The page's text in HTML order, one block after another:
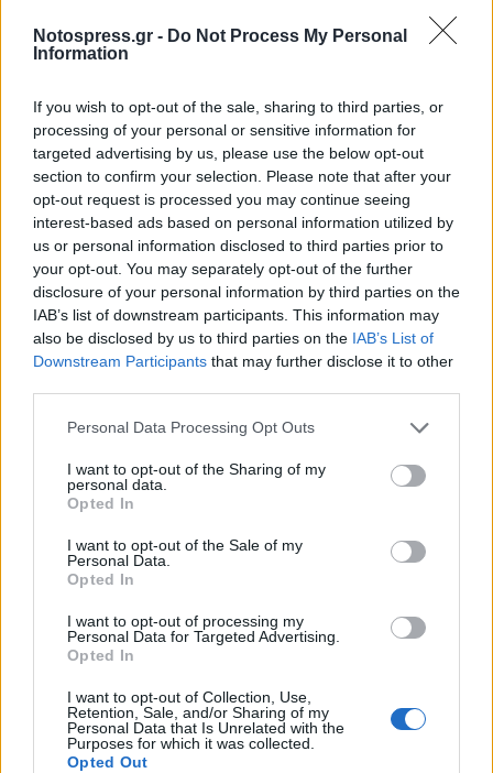
Notospress.gr - Do Not Process My Personal
Information
If you wish to opt-out of the sale, sharing to third parties, or
processing of your personal or sensitive information for
targeted advertising by us, please use the below opt-out
section to confirm your selection. Please note that after your
opt-out request is processed you may continue seeing
interest-based ads based on personal information utilized by
us or personal information disclosed to third parties prior to
your opt-out. You may separately opt-out of the further
disclosure of your personal information by third parties on the
IAB’s list of downstream participants. This information may
also be disclosed by us to third parties on the IAB’s List of
Downstream Participants that may further disclose it to other
Personal Data Processing Opt Outs
I want to opt-out of the Sharing of my
personal data.
Opted In
I want to opt-out of the Sale of my
Personal Data.
Opted In
I want to opt-out of processing my
Personal Data for Targeted Advertising.
Opted In
I want to opt-out of Collection, Use,
Retention, Sale, and/or Sharing of my
Personal Data that Is Unrelated with the
Purposes for which it was collected.
Opted Out
Πελοπόννησος
εργαζόμενοι τραυματίες - Η ανακοίνωση
της εταιρείας
17 Σεπτεμβρίου 2024 20:57
Πελοπόννησος
Φωτιά στη Motor Oil: Κλειστή η παλαιά
Εθνική Οδός Αθηνών - Κορίνθου
17 Σεπτεμβρίου 2024 19:30